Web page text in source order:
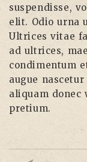
suspendisse,
elit. Odio urna
Ultrices vitae
ad ultrices,
condimentum
augue
aliquam
pretium.